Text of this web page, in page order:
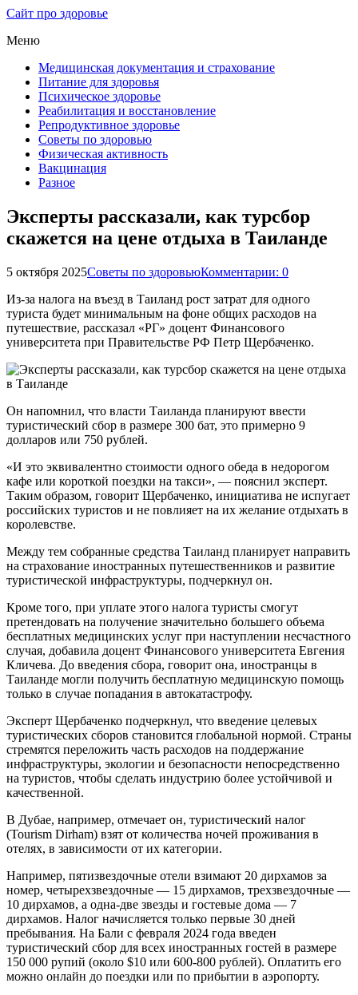
Сайт про здоровье
Меню
Медицинская документация и страхование
Питание для здоровья
Психическое здоровье
Реабилитация и восстановление
Репродуктивное здоровье
Советы по здоровью
Физическая активность
Вакцинация
Разное
Эксперты рассказали, как турсбор
скажется на цене отдыха в Таиланде
5 октября 2025Советы по здоровьюКомментарии: 0
Из-за налога на въезд в Таиланд рост затрат для одного
туриста будет минимальным на фоне общих расходов на
путешествие, рассказал «РГ» доцент Финансового
университета при Правительстве РФ Петр Щербаченко.
Он напомнил, что власти Таиланда планируют ввести
туристический сбор в размере 300 бат, это примерно 9
долларов или 750 рублей.
«И это эквивалентно стоимости одного обеда в недорогом
кафе или короткой поездки на такси», — пояснил эксперт.
Таким образом, говорит Щербаченко, инициатива не испугает
российских туристов и не повлияет на их желание отдыхать в
королевстве.
Между тем собранные средства Таиланд планирует направить
на страхование иностранных путешественников и развитие
туристической инфраструктуры, подчеркнул он.
Кроме того, при уплате этого налога туристы смогут
претендовать на получение значительно большего объема
бесплатных медицинских услуг при наступлении несчастного
случая, добавила доцент Финансового университета Евгения
Кличева. До введения сбора, говорит она, иностранцы в
Таиланде могли получить бесплатную медицинскую помощь
только в случае попадания в автокатастрофу.
Эксперт Щербаченко подчеркнул, что введение целевых
туристических сборов становится глобальной нормой. Страны
стремятся переложить часть расходов на поддержание
инфраструктуры, экологии и безопасности непосредственно
на туристов, чтобы сделать индустрию более устойчивой и
качественной.
В Дубае, например, отмечает он, туристический налог
(Tourism Dirham) взят от количества ночей проживания в
отелях, в зависимости от их категории.
Например, пятизвездочные отели взимают 20 дирхамов за
номер, четырехзвездочные — 15 дирхамов, трехзвездочные —
10 дирхамов, а одна-две звезды и гостевые дома — 7
дирхамов. Налог начисляется только первые 30 дней
пребывания. На Бали с февраля 2024 года введен
туристический сбор для всех иностранных гостей в размере
150 000 рупий (около $10 или 600-800 рублей). Оплатить его
можно онлайн до поездки или по прибытии в аэропорту.